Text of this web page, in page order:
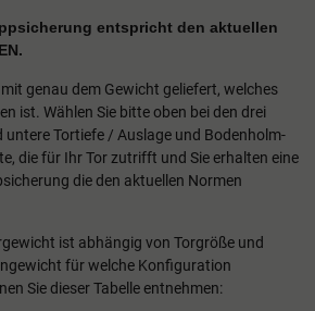
entspricht den aktuellen
genau dem Gewicht geliefert, welches
ist. Wählen Sie bitte oben bei den drei
untere Tortiefe / Auslage und Bodenholm-
die für Ihr Tor zutrifft und Sie erhalten eine
die den aktuellen Normen
ist abhängig von Torgröße und
für welche Konfiguration
Sie dieser Tabelle entnehmen: